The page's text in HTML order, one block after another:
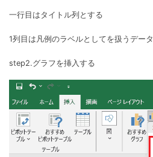
一行目はタイトル列とする
1列目は凡例のラベルとしてを扱うデー
step2.グラフを挿入する